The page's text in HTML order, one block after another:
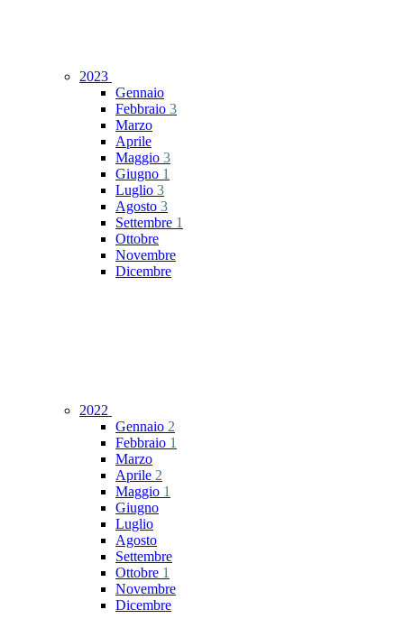
2023
Gennaio
Febbraio 3
Marzo
Aprile
Maggio 3
Giugno 1
Luglio 3
Agosto 3
Settembre 1
Ottobre
Novembre
Dicembre
2022
Gennaio 2
Febbraio 1
Marzo
Aprile 2
Maggio 1
Giugno
Luglio
Agosto
Settembre
Ottobre 1
Novembre
Dicembre